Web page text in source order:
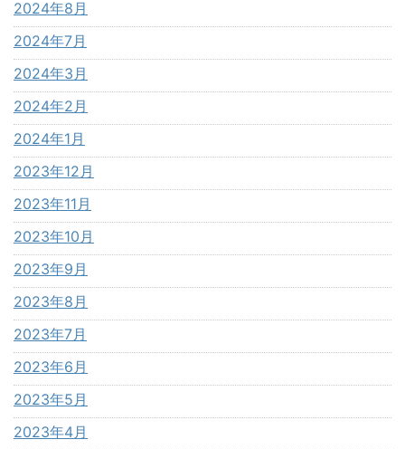
2024年8月
2024年7月
2024年3月
2024年2月
2024年1月
2023年12月
2023年11月
2023年10月
2023年9月
2023年8月
2023年7月
2023年6月
2023年5月
2023年4月